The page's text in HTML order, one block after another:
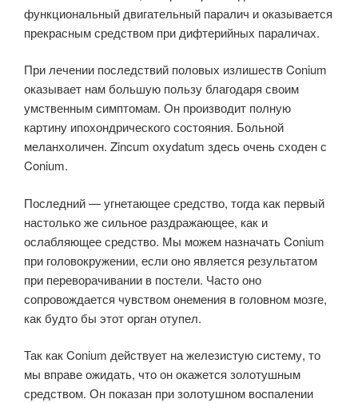
функциональный двигательный паралич и оказывается
прекрасным средством при дифтерийных параличах.
При лечении последствий половых излишеств Conium
оказывает нам большую пользу благодаря своим
умственным симптомам. Он производит полную
картину ипохондрического состояния. Больной
меланхоличен. Zincum oxydatum здесь очень сходен с
Conium.
Последний — угнетающее средство, тогда как первый
настолько же сильное раздражающее, как и
ослабляющее средство. Мы можем назначать Conium
при головокружении, если оно является результатом
при переворачивании в постели. Часто оно
сопровождается чувством онемения в головном мозге,
как будто бы этот орган отупел.
Так как Conium действует на железистую систему, то
мы вправе ожидать, что он окажется золотушным
средством. Он показан при золотушном воспалении